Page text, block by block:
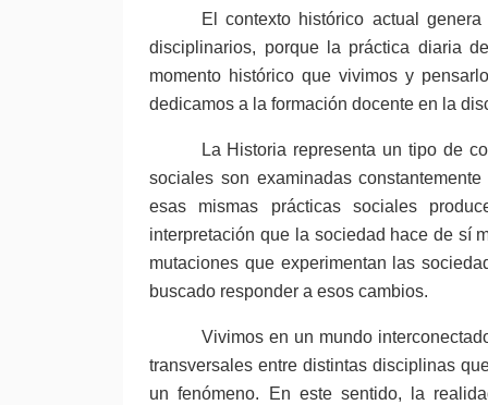
El contexto histórico actual
disciplinarios, porque la práctica diaria
momento histórico que vivimos y
dedicamos a la formación docente en la
La Historia representa un tipo de
sociales son examinadas
esas mismas prácticas sociales
interpretación que la sociedad hace de sí
mutaciones que experimentan las
buscado responder a esos cambios.
Vivimos en un mundo
transversales entre distintas disciplinas
un fenómeno. En este sentido, la